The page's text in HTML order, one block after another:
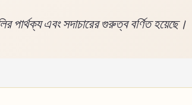
পার্থক্য এবং সদাচারের গুরুত্ব বর্ণিত হয়েছে।